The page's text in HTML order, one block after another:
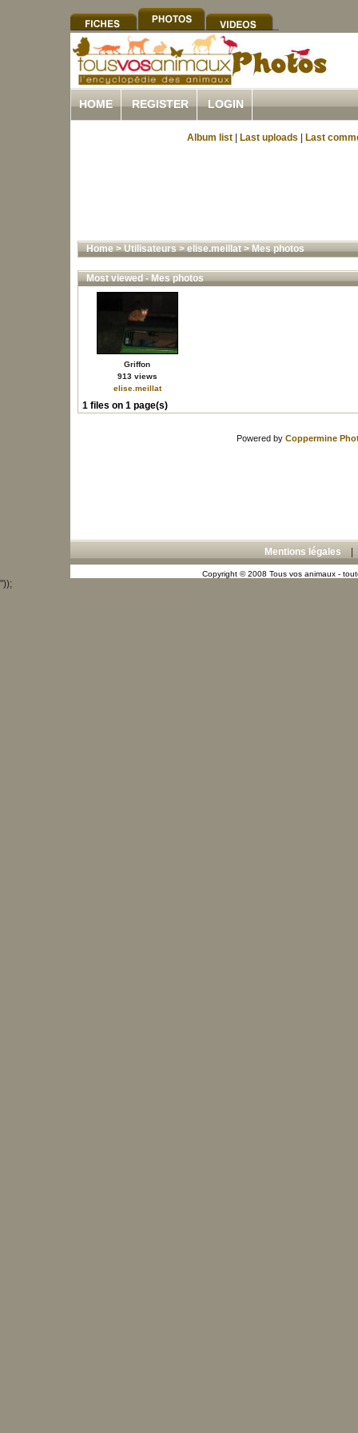
HOME REGISTER LOGIN
Album list Last uploads Last
Home>Utilisateurs>elise.meillat>Mes photos
Most viewed - Mes photos
Griffon
913 views
elise.meillat
1 files on 1 page(s)
Powered by Coppermine
Mentions légales
Copyright © 2008 Tous vos animaux -
"));